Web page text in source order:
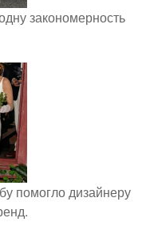
закономерность
помогло дизайнеру